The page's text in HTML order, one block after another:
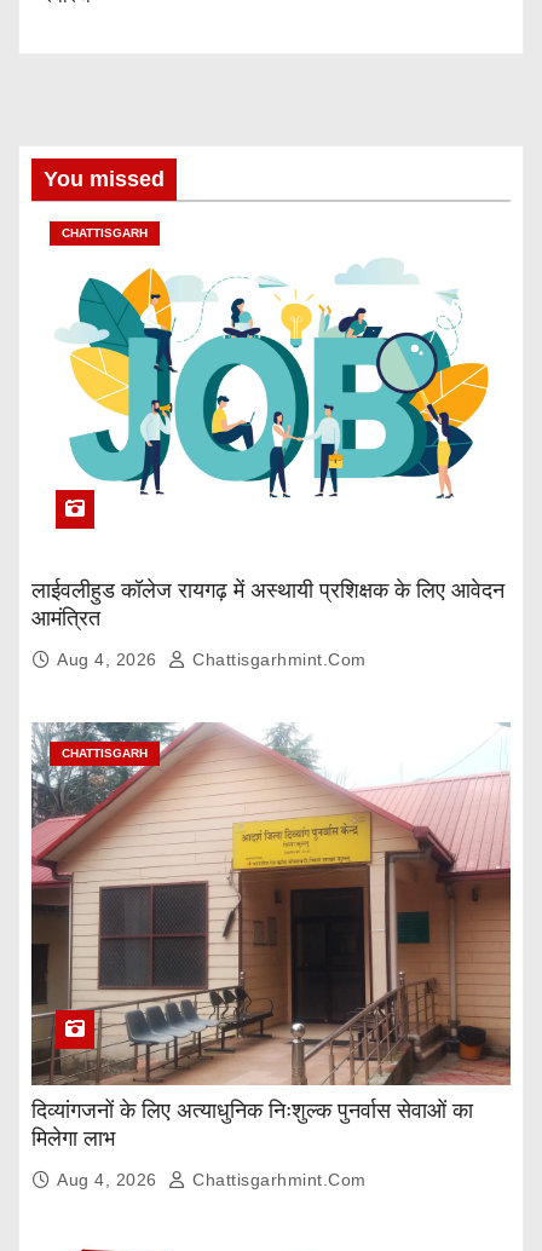
You missed
CHATTISGARH
लाईवलीहुड कॉलेज रायगढ़ में अस्थायी प्रशिक्षक के लिए आवेदन
आमंत्रित
Aug 4, 2026 Chattisgarhmint.com
CHATTISGARH
दिव्यांगजनों के लिए अत्याधुनिक निःशुल्क पुनर्वास सेवाओं का
मिलेगा लाभ
Aug 4, 2026 Chattisgarhmint.com